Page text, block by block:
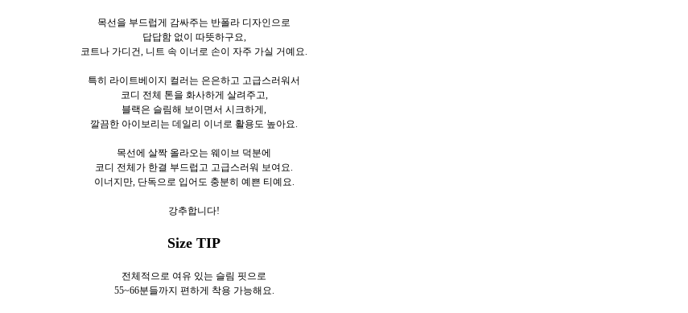
목선을 부드럽게 감싸주는 반폴라 디자인으로
답답함 없이 따뜻하구요,
코트나 가디건, 니트 속 이너로 손이 자주 가실 거예요.
특히 라이트베이지 컬러는 은은하고 고급스러워서
코디 전체 톤을 화사하게 살려주고,
블랙은 슬림해 보이면서 시크하게,
깔끔한 아이보리는 데일리 이너로 활용도 높아요.
목선에 살짝 올라오는 웨이브 덕분에
코디 전체가 한결 부드럽고 고급스러워 보여요.
이너지만, 단독으로 입어도 충분히 예쁜 티예요.
강추합니다!
Size TIP
전체적으로 여유 있는 슬림 핏으로
55~66분들까지 편하게 착용 가능해요.